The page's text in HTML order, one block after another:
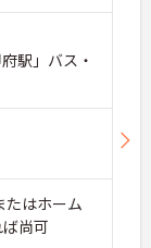
駅」バス・
はホーム
尚可